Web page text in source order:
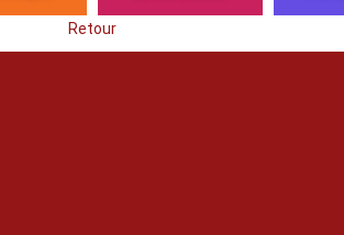
Retour